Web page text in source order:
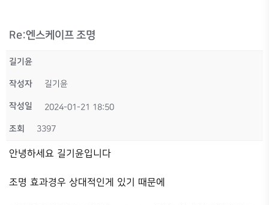
Re:엔스케이프 조명
길기윤
작성자 길기윤
작성일 2024-01-21 18:50
조회 3397
안녕하세요 길기윤입니다
조명 효과경우 상대적인게 있기 때문에